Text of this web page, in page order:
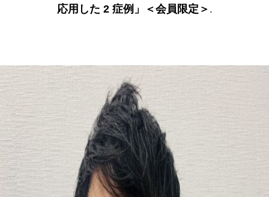
応用した 2 症例」＜会員限定＞ .